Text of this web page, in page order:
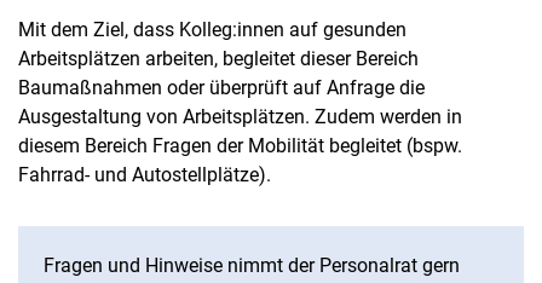
Mit dem Ziel, dass Kolleg:innen auf gesunden
Arbeitsplätzen arbeiten, begleitet dieser Bereich
Baumaßnahmen oder überprüft auf Anfrage die
Ausgestaltung von Arbeitsplätzen. Zudem werden in
diesem Bereich Fragen der Mobilität begleitet (bspw.
Fahrrad- und Autostellplätze).
Fragen und Hinweise nimmt der Personalrat gern